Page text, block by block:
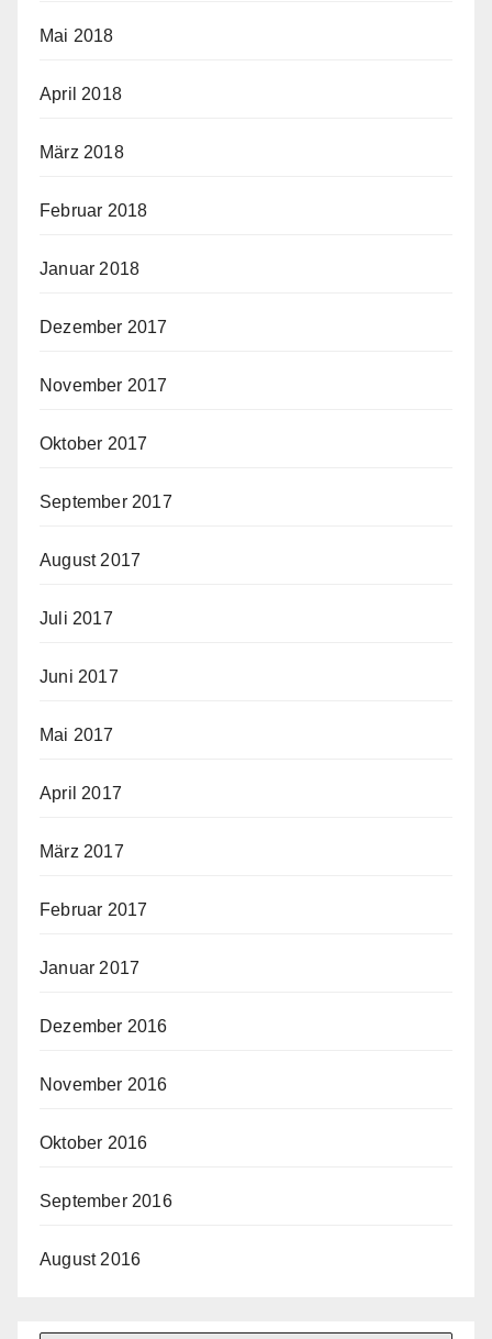
Mai 2018
April 2018
März 2018
Februar 2018
Januar 2018
Dezember 2017
November 2017
Oktober 2017
September 2017
August 2017
Juli 2017
Juni 2017
Mai 2017
April 2017
März 2017
Februar 2017
Januar 2017
Dezember 2016
November 2016
Oktober 2016
September 2016
August 2016